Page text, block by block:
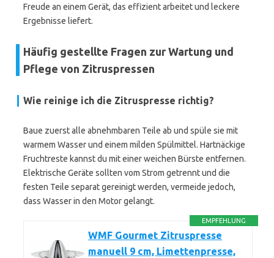
Freude an einem Gerät, das effizient arbeitet und leckere
Ergebnisse liefert.
Häufig gestellte Fragen zur Wartung und
Pflege von Zitruspressen
Wie reinige ich die Zitruspresse richtig?
Baue zuerst alle abnehmbaren Teile ab und spüle sie mit
warmem Wasser und einem milden Spülmittel. Hartnäckige
Fruchtreste kannst du mit einer weichen Bürste entfernen.
Elektrische Geräte sollten vom Strom getrennt und die
festen Teile separat gereinigt werden, vermeide jedoch,
dass Wasser in den Motor gelangt.
EMPFEHLUNG
WMF Gourmet Zitruspresse
manuell 9 cm, Limettenpresse,